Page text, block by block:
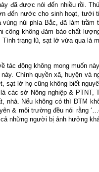
đã được nói đến nhiều rồi.
đến nước cho sinh hoạt, tưới
vùng núi phía Bắc, đã làm
công không đảm bảo chất
trạng lũ, sạt lở vừa qua là
tác động không mong muốn
Chính quyền xã, huyện
sạt lở họ cũng không biết
các sở Nông nghiệp & PTNT,
nhà. Nếu không có thì ĐTM
& môi trường đều nói rằng
những người bị ảnh hưởng